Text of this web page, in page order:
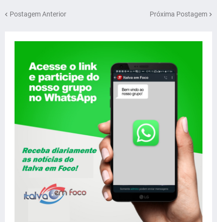
Postagem Anterior Próxima Postagem